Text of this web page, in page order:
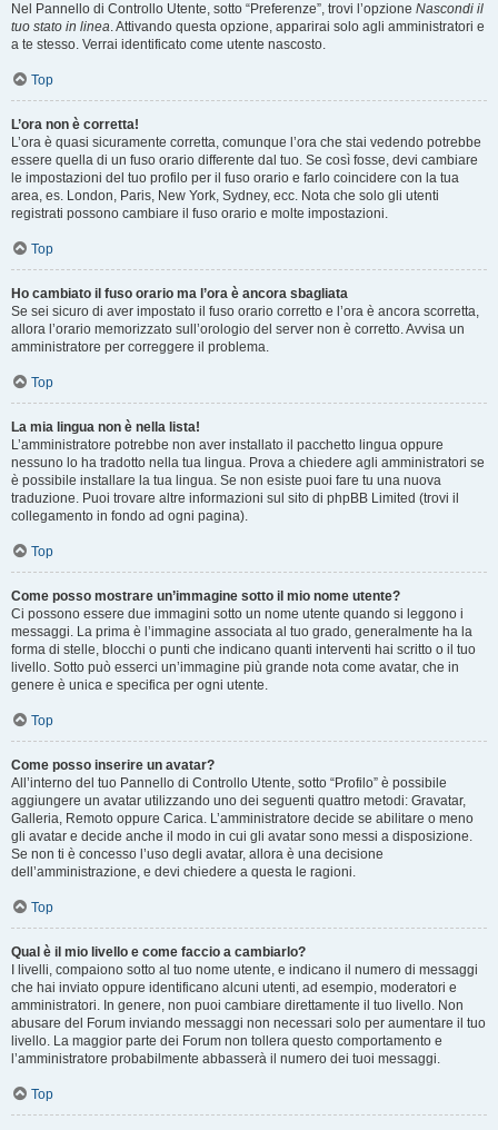
Nel Pannello di Controllo Utente, sotto “Preferenze”, trovi l’opzione Nascondi il
tuo stato in linea. Attivando questa opzione, apparirai solo agli amministratori e
a te stesso. Verrai identificato come utente nascosto.
Top
L’ora non è corretta!
L’ora è quasi sicuramente corretta, comunque l’ora che stai vedendo potrebbe
essere quella di un fuso orario differente dal tuo. Se così fosse, devi cambiare
le impostazioni del tuo profilo per il fuso orario e farlo coincidere con la tua
area, es. London, Paris, New York, Sydney, ecc. Nota che solo gli utenti
registrati possono cambiare il fuso orario e molte impostazioni.
Top
Ho cambiato il fuso orario ma l’ora è ancora sbagliata
Se sei sicuro di aver impostato il fuso orario corretto e l’ora è ancora scorretta,
allora l’orario memorizzato sull’orologio del server non è corretto. Avvisa un
amministratore per correggere il problema.
Top
La mia lingua non è nella lista!
L’amministratore potrebbe non aver installato il pacchetto lingua oppure
nessuno lo ha tradotto nella tua lingua. Prova a chiedere agli amministratori se
è possibile installare la tua lingua. Se non esiste puoi fare tu una nuova
traduzione. Puoi trovare altre informazioni sul sito di phpBB Limited (trovi il
collegamento in fondo ad ogni pagina).
Top
Come posso mostrare un’immagine sotto il mio nome utente?
Ci possono essere due immagini sotto un nome utente quando si leggono i
messaggi. La prima è l’immagine associata al tuo grado, generalmente ha la
forma di stelle, blocchi o punti che indicano quanti interventi hai scritto o il tuo
livello. Sotto può esserci un’immagine più grande nota come avatar, che in
genere è unica e specifica per ogni utente.
Top
Come posso inserire un avatar?
All’interno del tuo Pannello di Controllo Utente, sotto “Profilo” è possibile
aggiungere un avatar utilizzando uno dei seguenti quattro metodi: Gravatar,
Galleria, Remoto oppure Carica. L’amministratore decide se abilitare o meno
gli avatar e decide anche il modo in cui gli avatar sono messi a disposizione.
Se non ti è concesso l’uso degli avatar, allora è una decisione
dell’amministrazione, e devi chiedere a questa le ragioni.
Top
Qual è il mio livello e come faccio a cambiarlo?
I livelli, compaiono sotto al tuo nome utente, e indicano il numero di messaggi
che hai inviato oppure identificano alcuni utenti, ad esempio, moderatori e
amministratori. In genere, non puoi cambiare direttamente il tuo livello. Non
abusare del Forum inviando messaggi non necessari solo per aumentare il tuo
livello. La maggior parte dei Forum non tollera questo comportamento e
l’amministratore probabilmente abbasserà il numero dei tuoi messaggi.
Top